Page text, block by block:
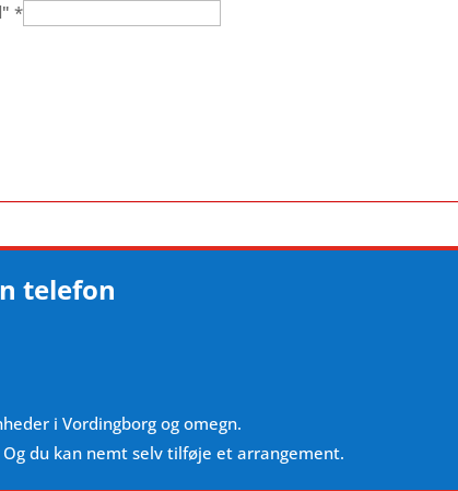
*
telefon
i Vordingborg og omegn.
du kan nemt selv tilføje et arrangement.